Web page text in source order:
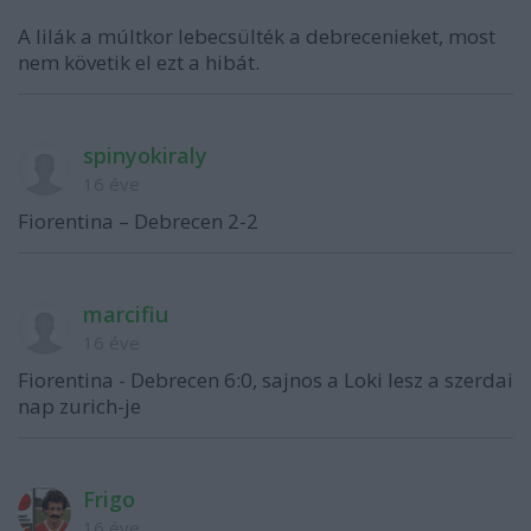
A lilák a múltkor lebecsülték a debrecenieket, most
nem követik el ezt a hibát.
spinyokiraly
Fiorentina – Debrecen 2-2
marcifiu
Fiorentina - Debrecen 6:0, sajnos a Loki lesz a szerdai
nap zurich-je
Frigo